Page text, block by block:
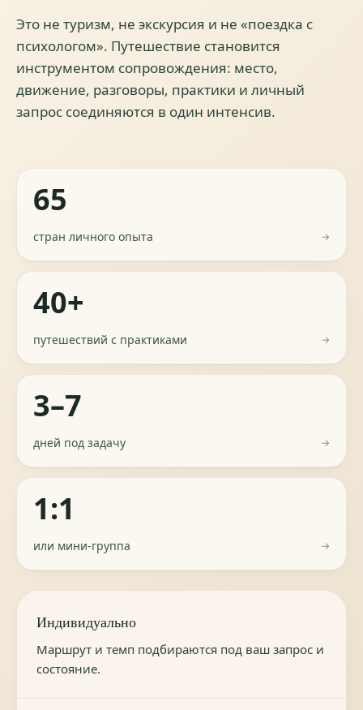
Это не туризм, не экскурсия и не «поездка с
психологом». Путешествие становится
инструментом сопровождения: место,
движение, разговоры, практики и личный
запрос соединяются в один интенсив.
65
стран личного опыта →
40+
путешествий с практиками →
3–7
дней под задачу →
1:1
или мини-группа →
Индивидуально
Маршрут и темп подбираются под ваш запрос и
состояние.